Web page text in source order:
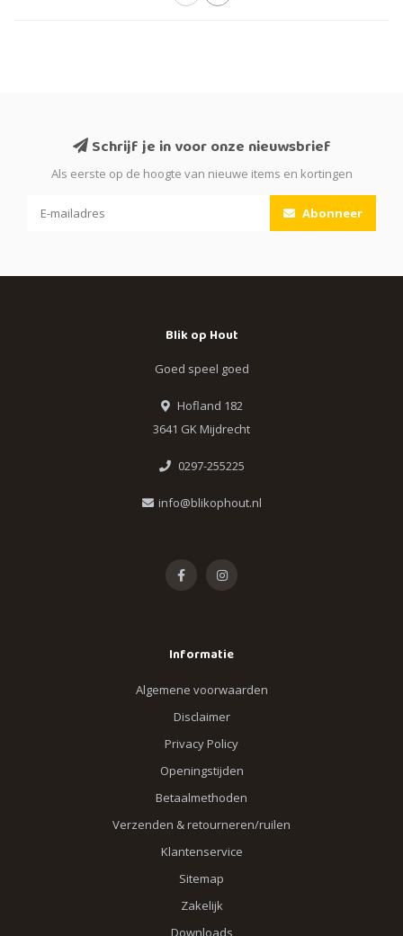
Schrijf je in voor onze nieuwsbrief
Als eerste op de hoogte van nieuwe items en kortingen
Abonneer
Blik op Hout
Goed speel goed
Hofland 182
3641 GK Mijdrecht
0297-255225
info@blikophout.nl
Informatie
Algemene voorwaarden
Disclaimer
Privacy Policy
Openingstijden
Betaalmethoden
Verzenden & retourneren/ruilen
Klantenservice
Sitemap
Zakelijk
Downloads